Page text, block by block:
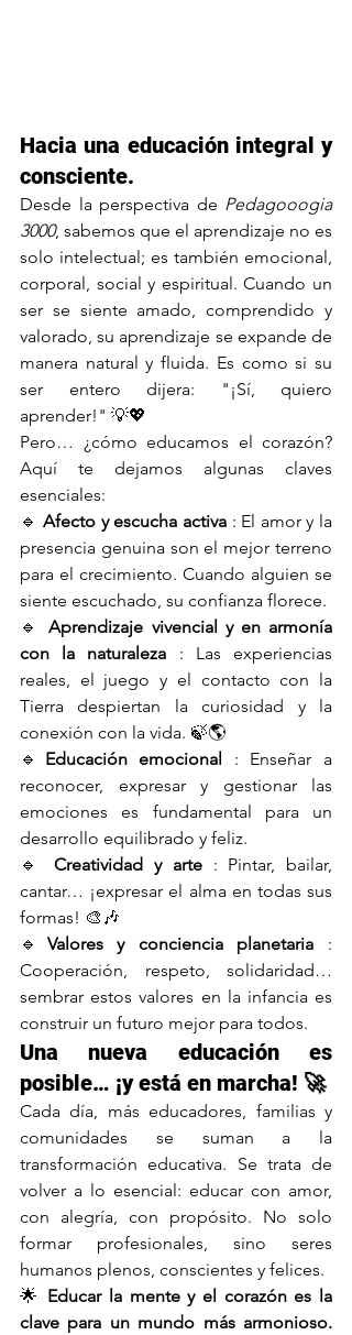
Hacia una educación integral y
consciente.
Desde la perspectiva de Pedagooogia
3000, sabemos que el aprendizaje no es
solo intelectual; es también emocional,
corporal, social y espiritual. Cuando un
ser se siente amado, comprendido y
valorado, su aprendizaje se expande de
manera natural y fluida. Es como si su
ser entero dijera: "¡Sí, quiero
aprender!" 💡💖
Pero… ¿cómo educamos el corazón?
Aquí te dejamos algunas claves
esenciales:
🔹 Afecto y escucha activa : El amor y la
presencia genuina son el mejor terreno
para el crecimiento. Cuando alguien se
siente escuchado, su confianza florece.
🔹 Aprendizaje vivencial y en armonía
con la naturaleza : Las experiencias
reales, el juego y el contacto con la
Tierra despiertan la curiosidad y la
conexión con la vida. 🍃🌎
🔹 Educación emocional
: Enseñar a
reconocer, expresar y gestionar las
emociones es fundamental para un
desarrollo equilibrado y feliz.
🔹 Creatividad y arte : Pintar, bailar,
cantar… ¡expresar el alma en todas sus
formas! 🎨🎶
🔹 Valores y conciencia planetaria :
Cooperación, respeto, solidaridad…
sembrar estos valores en la infancia es
construir un futuro mejor para todos.
Una nueva educación es
posible… ¡y está en marcha! 🚀
Cada día, más educadores, familias y
comunidades se suman a la
transformación educativa. Se trata de
volver a lo esencial: educar con amor,
con alegría, con propósito. No solo
formar profesionales, sino seres
humanos plenos, conscientes y felices.
🌟 Educar la mente y el corazón es la
clave para un mundo más armonioso.